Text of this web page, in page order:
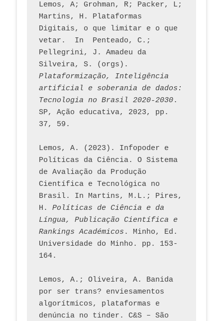
Lemos, A; Grohman, R; Packer, L;
Martins, H. Plataformas
Digitais, o que limitar e o que
vetar.  In  Penteado, C.;
Pellegrini, J. Amadeu da
Plataformização, Inteligência
artificial e soberania de dados:
Tecnologia no Brasil 2020-2030.
SP, Ação educativa, 2023, pp.
37, 59.
Lemos, A. (2023). Infopoder e
Políticas da Ciência. O Sistema
de Avaliação da Produção
Científica e Tecnológica no
Brasil. In Martins, M.L.; Pires,
H. Políticas de Ciência e da
Língua, Publicação Científica e
Rankings Académicos . Minho, Ed.
Universidade do Minho. pp. 153-
164.
Lemos, A.; Oliveira, A. Banida
por ser trans? enviesamentos
algorítmicos, plataformas e
denúncia no tinder. C&S – São